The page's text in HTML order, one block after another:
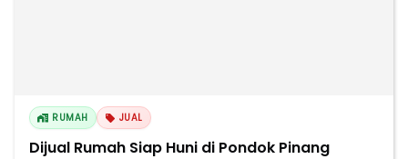
RUMAH JUAL
Dijual Rumah Siap Huni di Pondok Pinang